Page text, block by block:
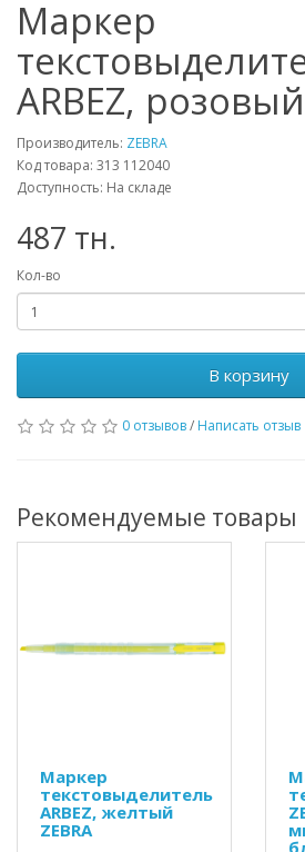
Маркер
ARBEZ, розовый
Производитель: ZEBRA
Код товара: 313 112040
Доступность: На складе
487 тн.
Кол-во
В корзину
0 отзывов/ Написать отзыв
Рекомендуемые товары
Маркер
текстовыделитель
ARBEZ, желтый
ZEBRA